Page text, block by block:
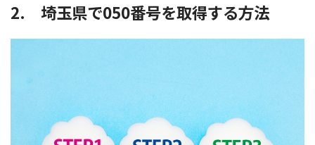
2. 埼玉県で050番号を取得する方法